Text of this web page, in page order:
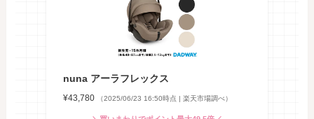
nuna アーラフレックス
¥43,780 （2025/06/23 16:50時点 | 楽天市場調べ）